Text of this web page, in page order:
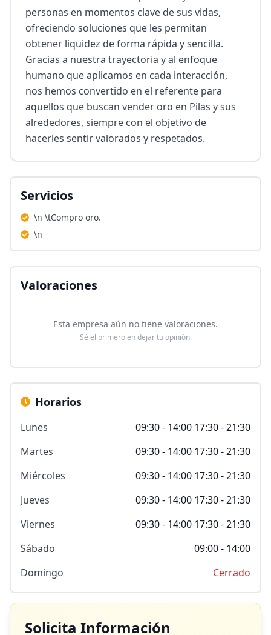
personas en momentos clave de sus vidas,
ofreciendo soluciones que les permitan
obtener liquidez de forma rápida y sencilla.
Gracias a nuestra trayectoria y al enfoque
humano que aplicamos en cada interacción,
nos hemos convertido en el referente para
aquellos que buscan vender oro en Pilas y sus
alrededores, siempre con el objetivo de
hacerles sentir valorados y respetados.
Servicios
\n \tCompro oro.
\n
Valoraciones
Esta empresa aún no tiene valoraciones.
Sé el primero en dejar tu opinión.
Horarios
Lunes
09:30 - 14:00 17:30 - 21:30
Martes
09:30 - 14:00 17:30 - 21:30
Miércoles
09:30 - 14:00 17:30 - 21:30
Jueves
09:30 - 14:00 17:30 - 21:30
Viernes
09:30 - 14:00 17:30 - 21:30
Sábado
09:00 - 14:00
Domingo
Cerrado
Solicita Información